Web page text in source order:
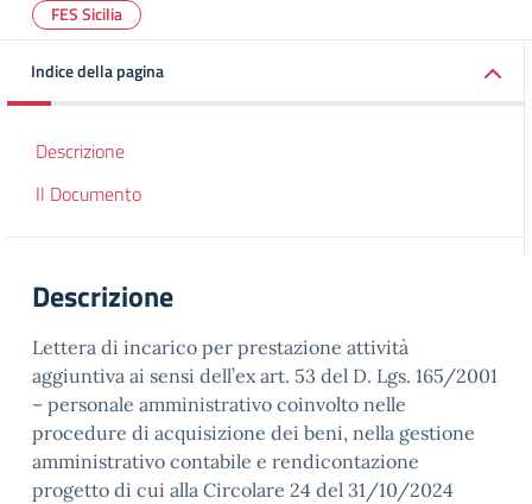
FES Sicilia
Indice della pagina
Descrizione
Il Documento
Descrizione
Lettera di incarico per prestazione attività
aggiuntiva ai sensi dell’ex art. 53 del D. Lgs. 165/2001
– personale amministrativo coinvolto nelle
procedure di acquisizione dei beni, nella gestione
amministrativo contabile e rendicontazione
progetto di cui alla Circolare 24 del 31/10/2024